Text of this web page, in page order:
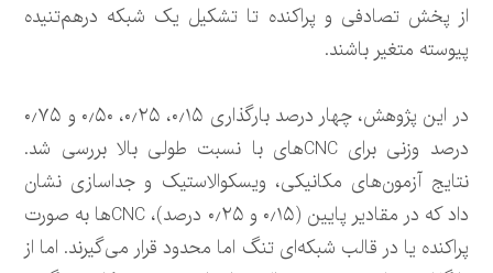
از پخش تصادفی و پراکنده تا تشکیل یک شبکه درهم‌تنیده
پیوسته متغیر باشند.
در این پژوهش، چهار درصد بارگذاری ۰٫۱۵، ۰٫۲۵، ۰٫۵۰ و ۰٫۷۵
درصد وزنی برای CNCهای با نسبت طولی بالا بررسی شد.
نتایج آزمون‌های مکانیکی، ویسکوالاستیک و جداسازی نشان
داد که در مقادیر پایین (۰٫۱۵ و ۰٫۲۵ درصد)، CNCها به صورت
پراکنده یا در قالب شبکه‌ای تنگ اما محدود قرار می‌گیرند. اما از